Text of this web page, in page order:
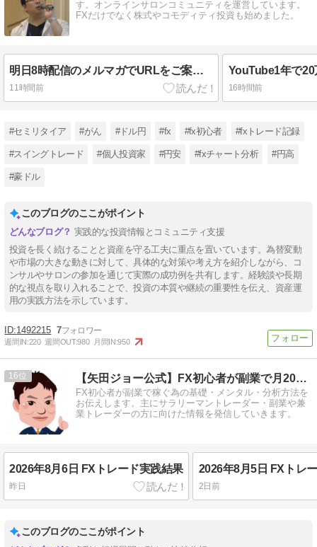
す。オンラインサロンコミュニティを運営しています。
FXだけでなく株式やコモディティ投資も始めました。
明日8時配信のメルマガでURLをご案内します。
11時間前 16時間前
#セミリタイア #がん #ドル円 #fx #fx初心者 #fxトレード記録
#スイングトレード #個人投資家 #円安 #fxチャート分析 #円高
#豪ドル
このブログのここがポイント
実践的な投資情報とコミュニティ支援
投資を長く続けることと資産を守る工夫に重点を置いています。為替変動
や市場の大きな動きに対して、具体的な対策や考え方を紹介しながら、コ
ンサルやサロンの参加を通じて実際の成功例を共有します。経験談や長期
的な視点を取り入れることで、投資の本質や継続の重要性を伝え、資産運
用の実践方法を示しています。
1492215 7
週間IN:220 週間OUT:980 月間IN:950
16 【矢田ジョー公式】FX初心者が副業で月20万円を稼ぐ方法
FX初心者が副業で稼ぐ為の基礎・メンタル・分析方法を
お伝えします。主にサラリーマントレーダー・副業や兼
業トレーダーの方に向けた情報を発信していきます。
2026年8月6日 FXトレード実践結果
昨日
2026年8月5日 FXトレ
2日前
このブログのここがポイント